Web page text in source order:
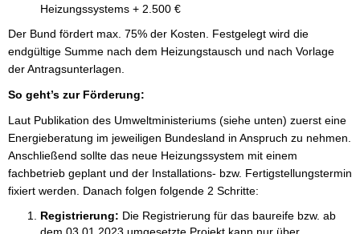
Heizungssystems + 2.500 €
Der Bund fördert max. 75% der Kosten. Festgelegt wird die
endgültige Summe nach dem Heizungstausch und nach Vorlage
der Antragsunterlagen.
So geht’s zur Förderung:
Laut Publikation des Umweltministeriums (siehe unten) zuerst eine
Energieberatung im jeweiligen Bundesland in Anspruch zu nehmen.
Anschließend sollte das neue Heizungssystem mit einem
fachbetrieb geplant und der Installations- bzw. Fertigstellungstermin
fixiert werden. Danach folgen folgende 2 Schritte:
Registrierung: Die Registrierung für das baureife bzw. ab
dem 03.01.2023 umgesetzte Projekt kann nur über